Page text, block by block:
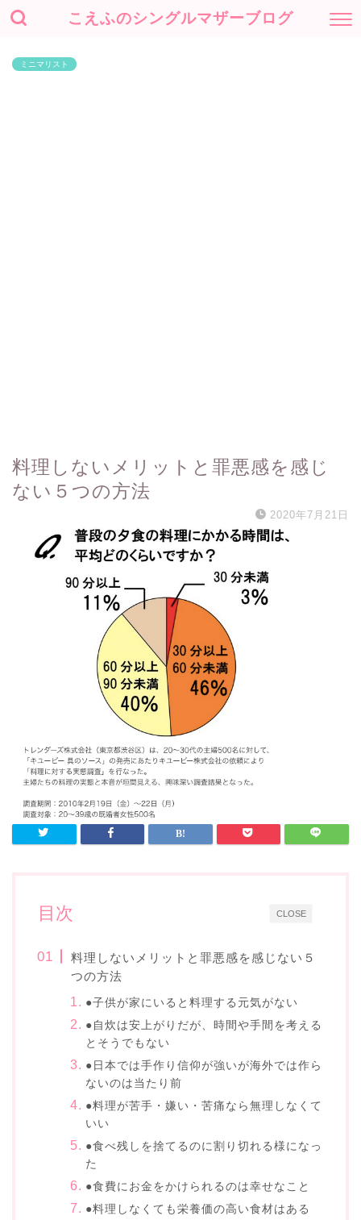
こえふのシングルマザーブログ
ミニマリスト
料理しないメリットと罪悪感を感じ
ない５つの方法
2020年7月21日
CLOSE
目次
料理しないメリットと罪悪感を感じない５
つの方法
●子供が家にいると料理する元気がない
●自炊は安上がりだが、時間や手間を考える
とそうでもない
●日本では手作り信仰が強いが海外では作ら
ないのは当たり前
●料理が苦手・嫌い・苦痛なら無理しなくて
いい
●食べ残しを捨てるのに割り切れる様になっ
た
●食費にお金をかけられるのは幸せなこと
●料理しなくても栄養価の高い食材はある